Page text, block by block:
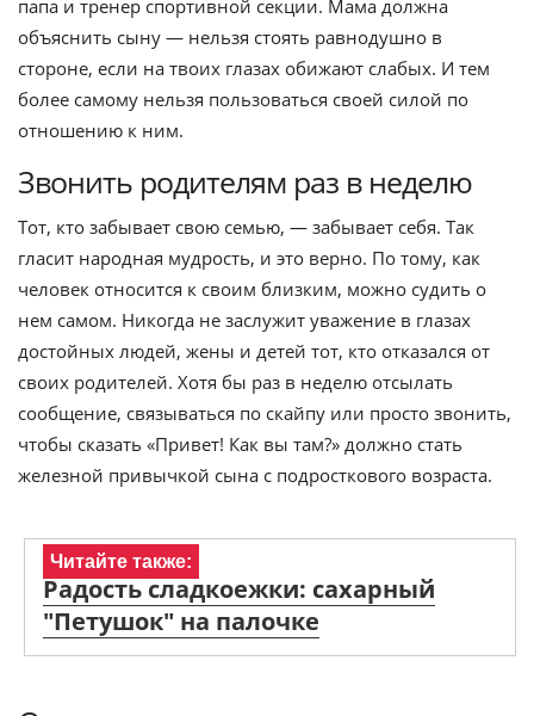
папа и тренер спортивной секции. Мама должна
объяснить сыну — нельзя стоять равнодушно в
стороне, если на твоих глазах обижают слабых. И тем
более самому нельзя пользоваться своей силой по
отношению к ним.
Звонить родителям раз в неделю
Тот, кто забывает свою семью, — забывает себя. Так
гласит народная мудрость, и это верно. По тому, как
человек относится к своим близким, можно судить о
нем самом. Никогда не заслужит уважение в глазах
достойных людей, жены и детей тот, кто отказался от
своих родителей. Хотя бы раз в неделю отсылать
сообщение, связываться по скайпу или просто звонить,
чтобы сказать «Привет! Как вы там?» должно стать
железной привычкой сына с подросткового возраста.
Читайте также:
Радость сладкоежки: сахарный
"Петушок" на палочке